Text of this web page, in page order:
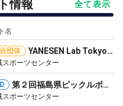
情報 全て表示
名
団体 YANESEN Lab Tokyo主催 東北NO.1チーム決定戦
ポーツセンター
第２回福島県ピックルボールトーナメント
ポーツセンター